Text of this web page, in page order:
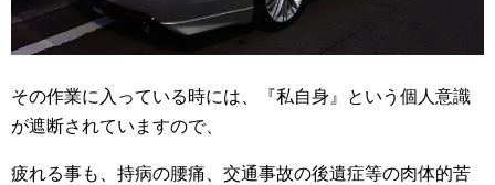
その作業に入っている時には、『私自身』という個人意識
が遮断されていますので、
疲れる事も、持病の腰痛、交通事故の後遺症等の肉体的苦